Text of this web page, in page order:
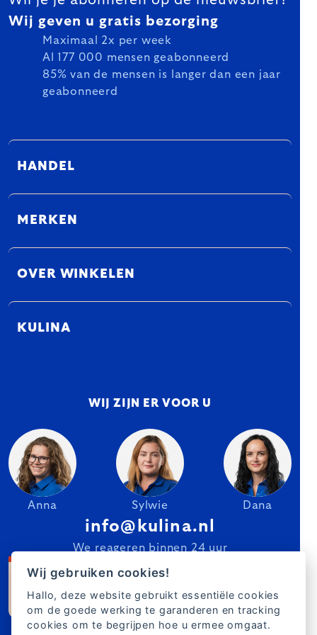
Wij geven u gratis bezorging
Maximaal 2x per week
Al 177 000 mensen geabonneerd
85% van de mensen is langer dan een jaar
geabonneerd
HANDEL
MERKEN
OVER WINKELEN
KULINA
WIJ ZIJN ER VOOR U
Anna Sylwie Dana
info@kulina.nl
We reageren binnen 24 uur
Wij gebruiken cookies!
Hallo, deze website gebruikt essentiële cookies
om de goede werking te garanderen en tracking
cookies om te begrijpen hoe u ermee omgaat.